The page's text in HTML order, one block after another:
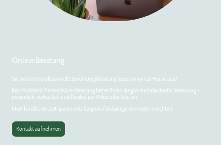
Online Beratung
Sie möchten professionelle Ernährungsberatung bequem von zu Hause aus?
Kein Problem! Meine Online-Beratung bietet Ihnen die gleiche individuelle Betreuung –
persönlich, vertraulich und flexibel per Video oder Telefon.
Ideal für alle, die Zeit sparen oder lange Anfahrtswege vermeiden möchten.
Kontakt aufnehmen